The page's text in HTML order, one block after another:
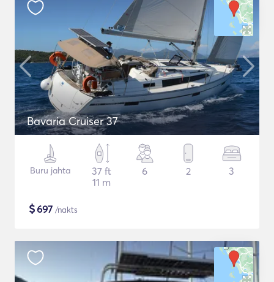
Bavaria Cruiser 37
Buru jahta
37 ft
11 m
6 2 3
$697 /nakts